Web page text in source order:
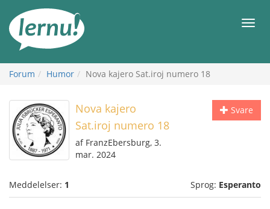
indholdet
Forum Humor Nova kajero Sat.iroj numero 18
Svare
Nova kajero
Sat.iroj numero 18
af FranzEbersburg, 3.
mar. 2024
Meddelelser: 1 Sprog: Esperanto